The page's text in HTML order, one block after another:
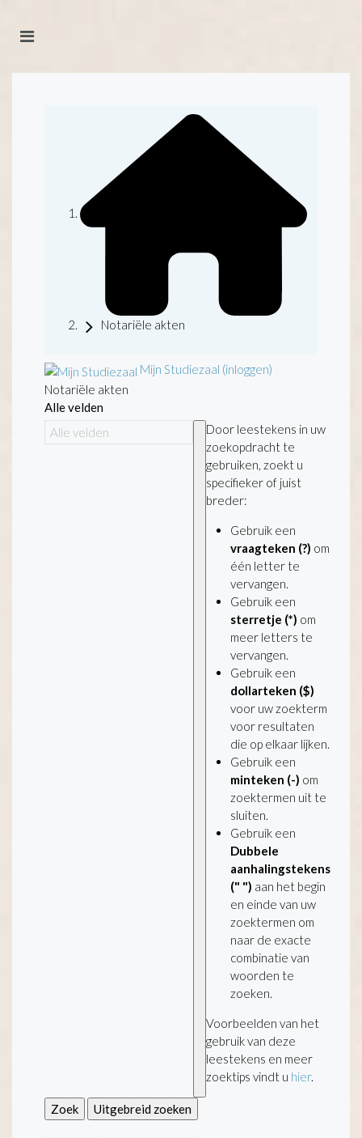
Notariële akten
Mijn Studiezaal (inloggen)
Notariële akten
Alle velden
Door leestekens in uw
zoekopdracht te
gebruiken, zoekt u
specifieker of juist
breder:
Gebruik een
vraagteken (?) om
één letter te
vervangen.
Gebruik een
sterretje (*) om
meer letters te
vervangen.
Gebruik een
dollarteken ($)
voor uw zoekterm
voor resultaten
die op elkaar lijken.
Gebruik een
minteken (-) om
zoektermen uit te
sluiten.
Gebruik een
Dubbele
aanhalingstekens
(" ") aan het begin
en einde van uw
zoektermen om
naar de exacte
combinatie van
woorden te
zoeken.
Voorbeelden van het
gebruik van deze
leestekens en meer
zoektips vindt u hier.
Zoek Uitgebreid zoeken